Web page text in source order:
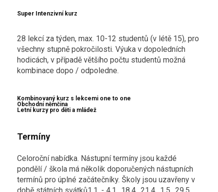
Super Intenzivní kurz
28 lekcí za týden, max. 10-12 studentů (v létě 15), pro
všechny stupně pokročilosti. Výuka v dopoledních
hodicách, v případě většího počtu studentů možná
kombinace dopo / odpoledne.
Kombinovaný kurz s lekcemi one to one
Obchodní němčina
Letní kurzy pro děti a mládež
Termíny
Celoroční nabídka. Nástupní termíny jsou každé
pondělí / škola má několik doporučených nástupních
termínů pro úplné začátečníky. Školy jsou uzavřeny v